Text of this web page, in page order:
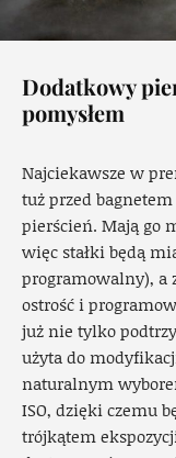
Dodatkowy
pomysłem
Najciekawsze w
tuż przed
pierścień. Mają go
więc stałki będą
programowalny), a
ostrość i
już nie tylko
użyta do
naturalnym
ISO, dzięki czemu
trójkątem